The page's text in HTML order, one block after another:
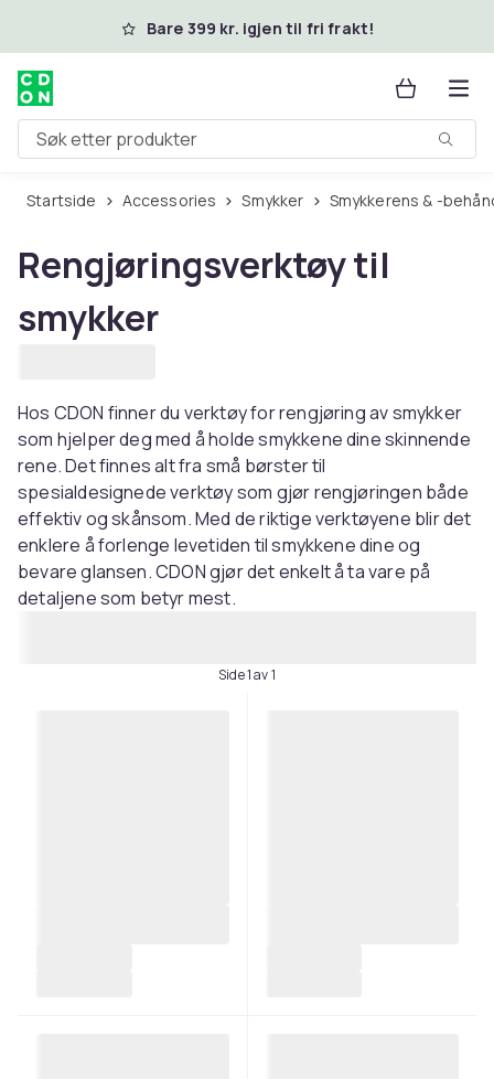
Hopp til hovedinnholdBare 399 kr. igjen til fri frakt!
Søk etter produkter
Startside Accessories Smykker Smykkerens & -
Rengjøringsverktøy til
smykker
Hos CDON finner du verktøy for rengjøring av smykker
som hjelper deg med å holde smykkene dine skinnende
rene. Det finnes alt fra små børster til
spesialdesignede verktøy som gjør rengjøringen både
effektiv og skånsom. Med de riktige verktøyene blir det
enklere å forlenge levetiden til smykkene dine og
bevare glansen. CDON gjør det enkelt å ta vare på
detaljene som betyr mest.
Side 1 av 1